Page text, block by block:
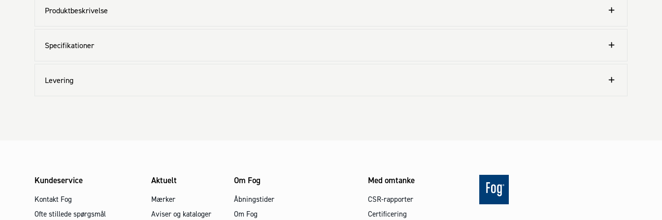
Produktbeskrivelse
Specifikationer
Levering
Kundeservice
Kontakt Fog
Ofte stillede spørgsmål
Aktuelt
Mærker
Aviser og kataloger
Om Fog
Åbningstider
Om Fog
Med omtanke
CSR-rapporter
Certificering